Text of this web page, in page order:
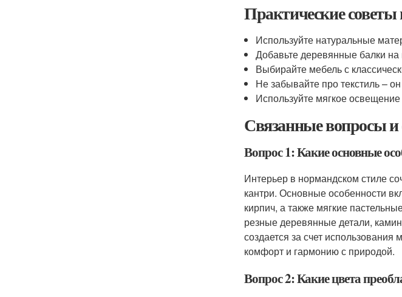
Практические советы
Используйте натуральные
Добавьте деревянные балки
Выбирайте мебель с
Не забывайте про текстиль –
Используйте мягкое
Связанные вопросы
Вопрос 1: Какие основные
Интерьер в нормандском стиле
кантри. Основные особенности
кирпич, а также мягкие
резные деревянные детали,
создается за счет
комфорт и гармонию с природой.
Вопрос 2: Какие цвета